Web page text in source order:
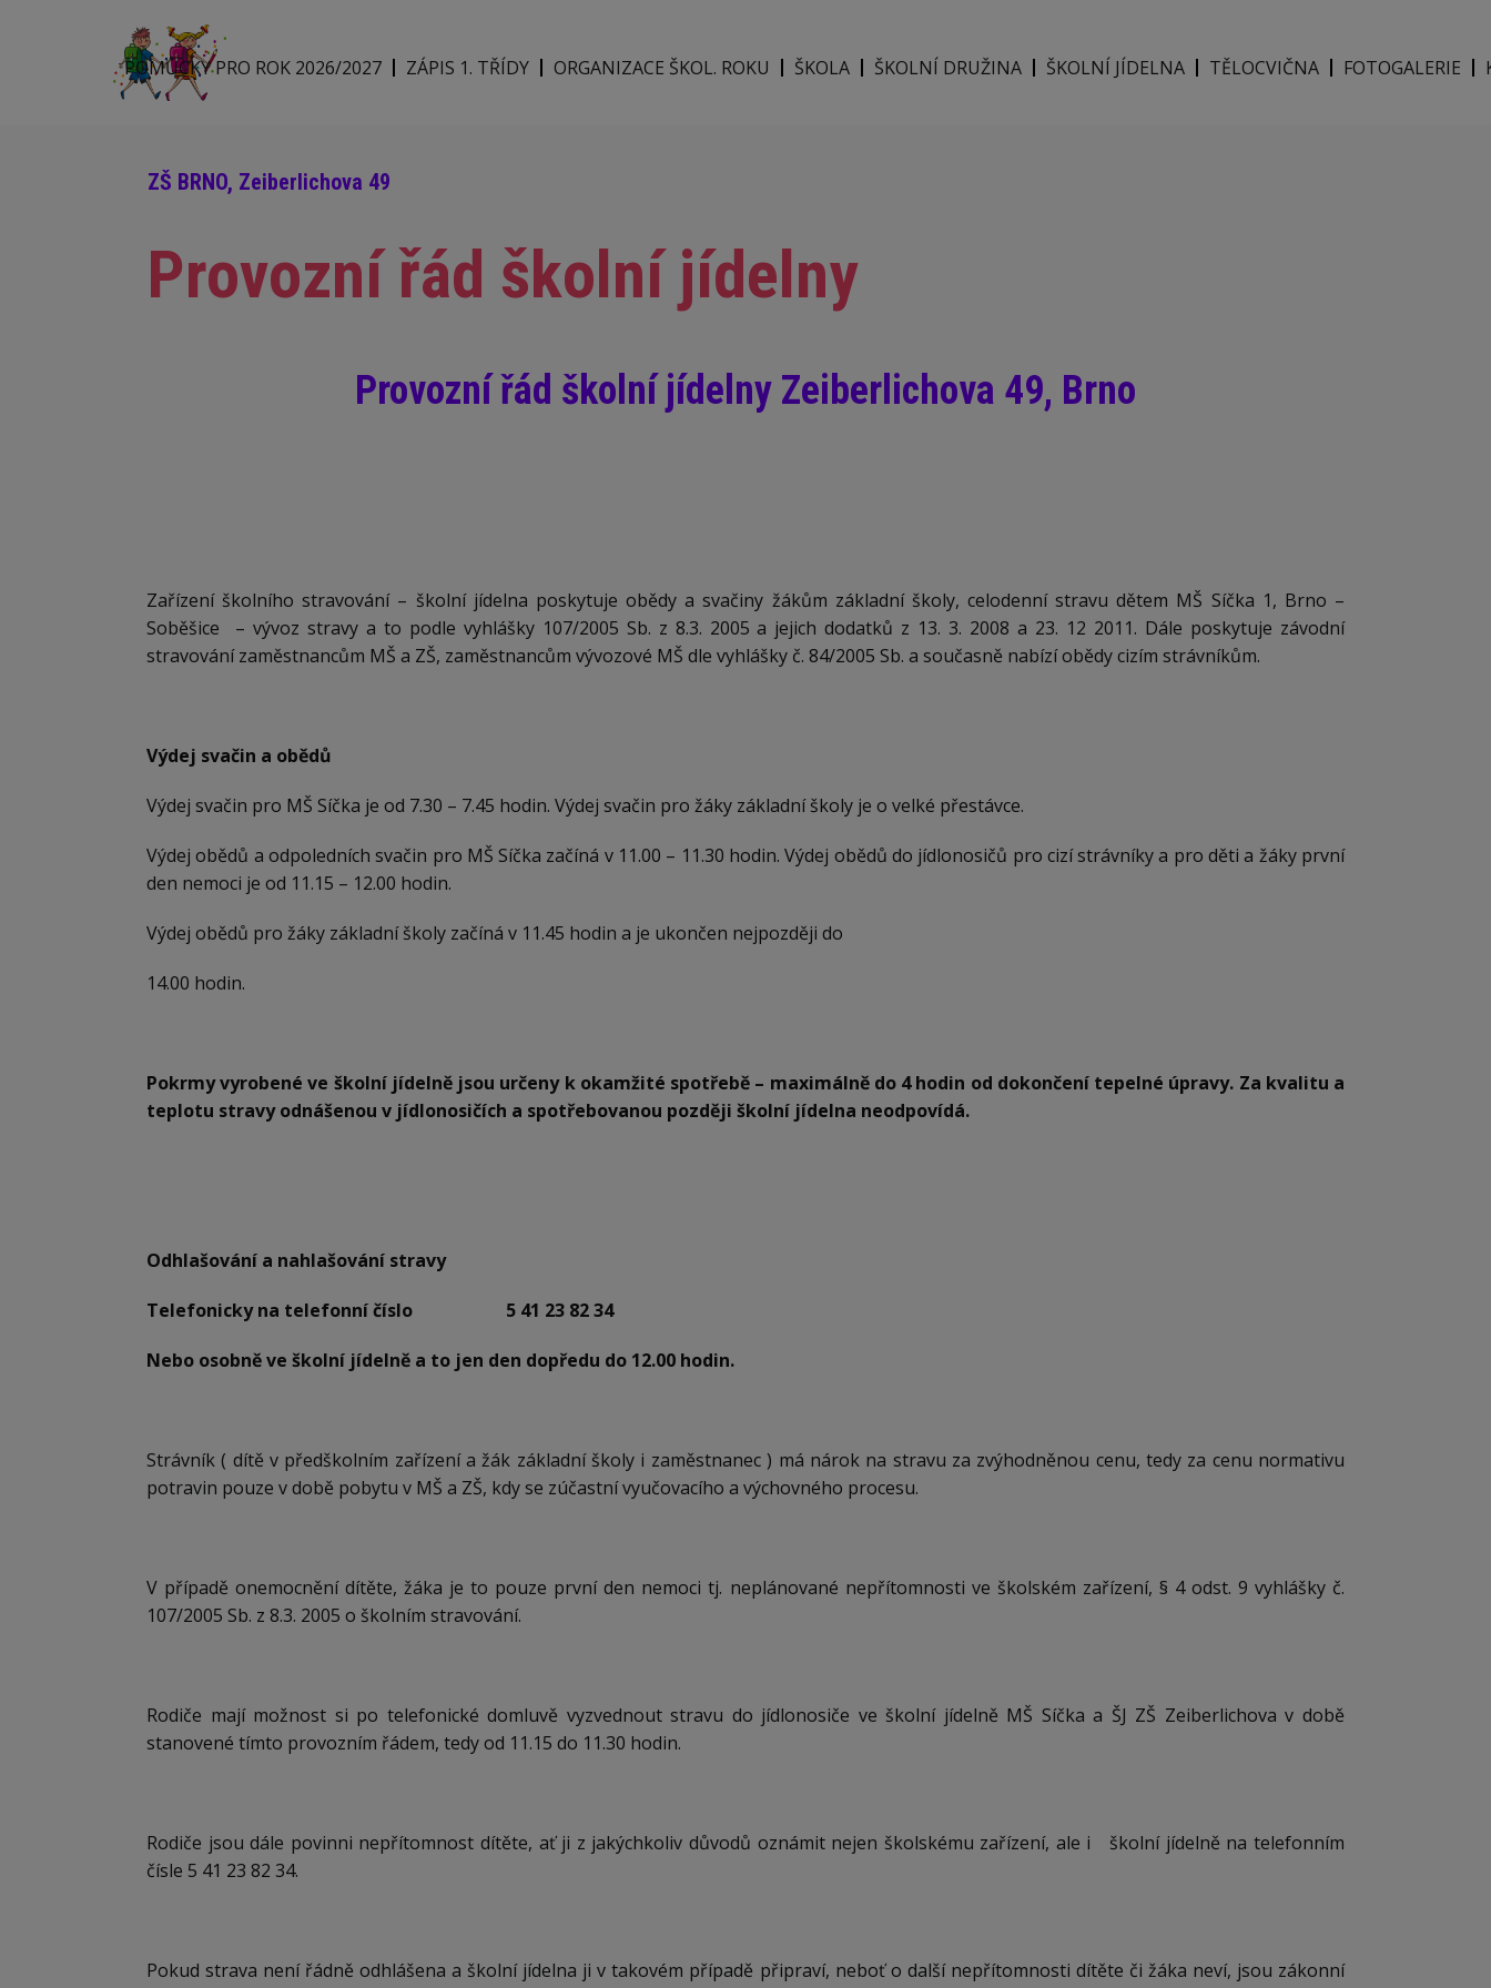
POMŮCKY PRO ROK 2026/2027 ZÁPIS 1. TŘÍDY ORGANIZACE ŠKOL. ROKU ŠKOLA ŠKOLNÍ DRUŽINA ŠKOLNÍ JÍDELNA TĚLOCVIČNA FOTOGALERIE
ZŠ BRNO, Zeiberlichova 49
Provozní řád školní jídelny
Provozní řád školní jídelny Zeiberlichova 49, Brno
Zařízení školního stravování – školní jídelna poskytuje obědy a svačiny žákům základní školy, celodenní stravu dětem MŠ Síčka 1, Brno –
Soběšice – vývoz stravy a to podle vyhlášky 107/2005 Sb. z 8.3. 2005 a jejich dodatků z 13. 3. 2008 a 23. 12 2011. Dále poskytuje závodní
stravování zaměstnancům MŠ a ZŠ, zaměstnancům vývozové MŠ dle vyhlášky č. 84/2005 Sb. a současně nabízí obědy cizím strávníkům.
Výdej svačin a obědů
Výdej svačin pro MŠ Síčka je od 7.30 – 7.45 hodin. Výdej svačin pro žáky základní školy je o velké přestávce.
Výdej obědů a odpoledních svačin pro MŠ Síčka začíná v 11.00 – 11.30 hodin. Výdej obědů do jídlonosičů pro cizí strávníky a pro děti a žáky první
den nemoci je od 11.15 – 12.00 hodin.
Výdej obědů pro žáky základní školy začíná v 11.45 hodin a je ukončen nejpozději do
14.00 hodin.
Pokrmy vyrobené ve školní jídelně jsou určeny k okamžité spotřebě – maximálně do 4 hodin od dokončení tepelné úpravy. Za kvalitu a
teplotu stravy odnášenou v jídlonosičích a spotřebovanou později školní jídelna neodpovídá.
Odhlašování a nahlašování stravy
Telefonicky na telefonní číslo 5 41 23 82 34
Nebo osobně ve školní jídelně a to jen den dopředu do 12.00 hodin.
Strávník ( dítě v předškolním zařízení a žák základní školy i zaměstnanec ) má nárok na stravu za zvýhodněnou cenu, tedy za cenu normativu
potravin pouze v době pobytu v MŠ a ZŠ, kdy se zúčastní vyučovacího a výchovného procesu.
V případě onemocnění dítěte, žáka je to pouze první den nemoci tj. neplánované nepřítomnosti ve školském zařízení, § 4 odst. 9 vyhlášky č.
107/2005 Sb. z 8.3. 2005 o školním stravování.
Rodiče mají možnost si po telefonické domluvě vyzvednout stravu do jídlonosiče ve školní jídelně MŠ Síčka a ŠJ ZŠ Zeiberlichova v době
stanovené tímto provozním řádem, tedy od 11.15 do 11.30 hodin.
Rodiče jsou dále povinni nepřítomnost dítěte, ať ji z jakýchkoliv důvodů oznámit nejen školskému zařízení, ale i školní jídelně na telefonním
čísle 5 41 23 82 34.
Pokud strava není řádně odhlášena a školní jídelna ji v takovém případě připraví, neboť o další nepřítomnosti dítěte či žáka neví, jsou zákonní